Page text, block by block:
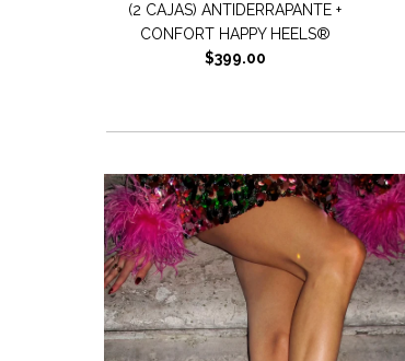
(6 CAJAS) SET EXTRA CONFORT
HAPPY HEELS®
$399.00